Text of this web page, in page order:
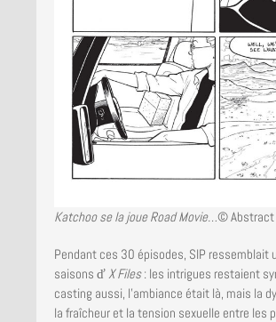
Katchoo se la joue Road Movie… © Abstract
Pendant ces 30 épisodes, SIP ressemblait
saisons ď X Files: les intrigues restaient
casting aussi, l’ambiance était là, mais la
la fraîcheur et la tension sexuelle entre les